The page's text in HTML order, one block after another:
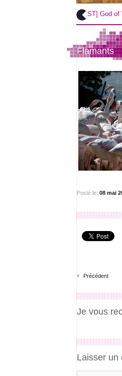
[TEST] God of War sur
Flamants
Posté le: 08 mai
‹ Précédent
Je vous
Laisser un